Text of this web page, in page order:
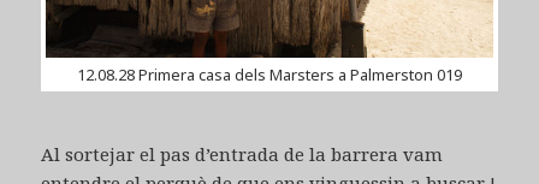
12.08.28 Primera casa dels Marsters a Palmerston 019
Al sortejar el pas d’entrada de la barrera vam